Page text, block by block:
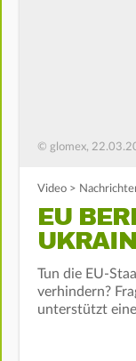
© glomex,
Video >
EU
Tun die EU-
verhindern?
unterstützt